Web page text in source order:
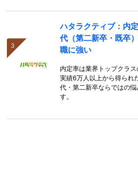
ハタラクティブ：内
代（第二新卒・既卒
職に強い
内定率は業界トップクラ
実績6万人以上から得られ
代・第二新卒ならではの
す。